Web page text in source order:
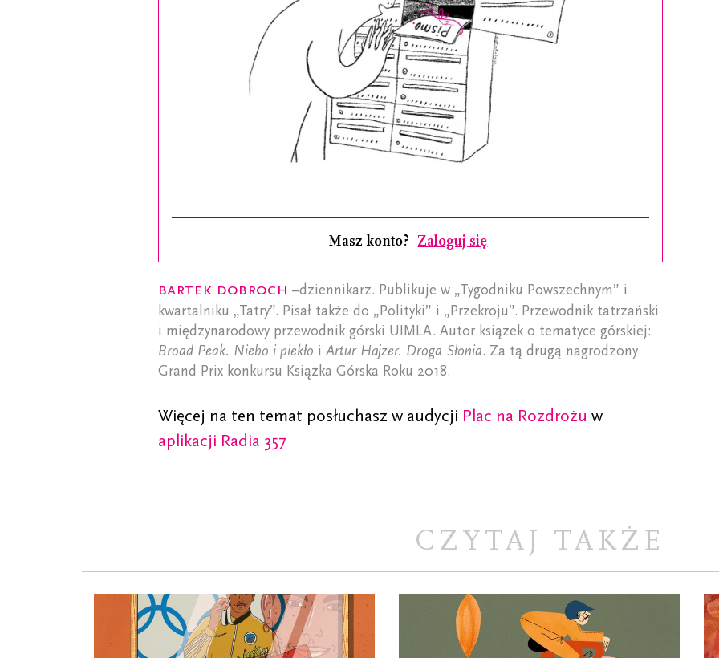
Masz konto? Zaloguj się
Bartek Dobroch –dziennikarz. Publikuje w „Tygodniku Powszechnym” i
kwartalniku „Tatry”. Pisał także do „Polityki” i „Przekroju”. Przewodnik tatrzański
i międzynarodowy przewodnik górski UIMLA. Autor książek o tematyce górskiej:
Broad Peak. Niebo i piekło i Artur Hajzer. Droga Słonia. Za tą drugą nagrodzony
Grand Prix konkursu Książka Górska Roku 2018.
Więcej na ten temat posłuchasz w audycji Plac na Rozdrożu w
aplikacji Radia 357
CZYTAJ TAKŻE